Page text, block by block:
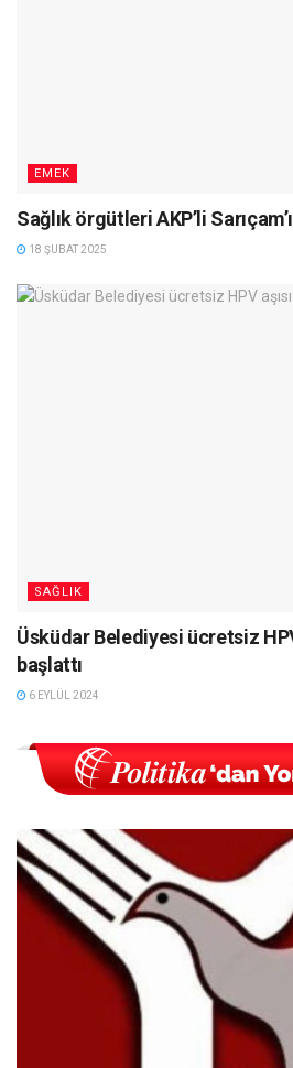
EMEK
Sağlık örgütleri AKP’li
18 ŞUBAT 2025
SAĞLIK
Üsküdar Belediyesi ücretsiz
başlattı
6 EYLÜL 2024